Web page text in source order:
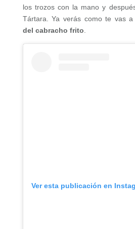
los trozos con la mano y
Tártara. Ya verás como te vas
del cabracho frito
Ver esta publicación en